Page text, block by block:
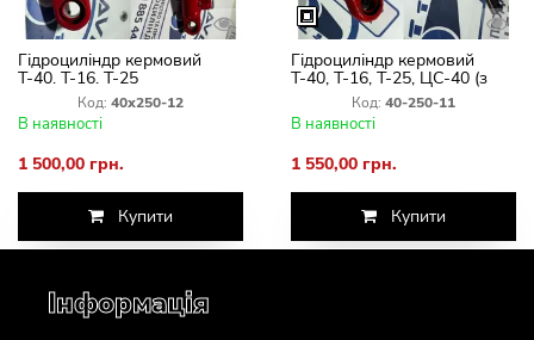
Гідроциліндр кермовий
Т-40. Т-16. Т-25
ГЦ-40х25х250.440 ш/с 20 (
хід штока 250 мм)
МС40/25х250-3.(4)11(440)
Код: 40х250-12
В наявності
1 500,00 грн.
Купити
Гідроциліндр кермовий
Т-40, Т-16, Т-25, ЦС-40 (з
різьбою ).Ц40х250-11 ( хід
штока 250 мм)
Код: 40-250-11
В наявності
1 550,00 грн.
Купити
Інформація